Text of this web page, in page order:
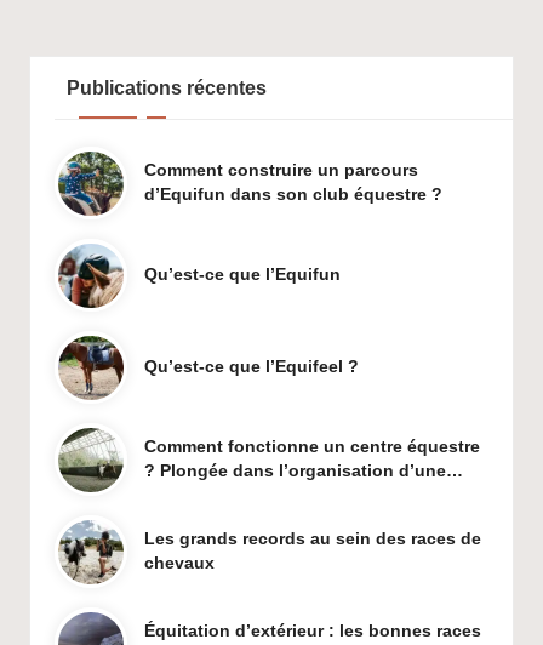
Publications récentes
Comment construire un parcours
d’Equifun dans son club équestre ?
Qu’est-ce que l’Equifun
Qu’est-ce que l’Equifeel ?
Comment fonctionne un centre équestre
? Plongée dans l’organisation d’une…
Les grands records au sein des races de
chevaux
Équitation d’extérieur : les bonnes races